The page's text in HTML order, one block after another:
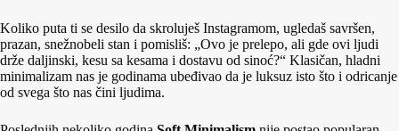
Koliko puta ti se desilo da skroluješ Instagramom, ugledaš savršen,
prazan, snežnobeli stan i pomisliš: „Ovo je prelepo, ali gde ovi ljudi
drže daljinski, kesu sa kesama i dostavu od sinoć?“ Klasičan, hladni
minimalizam nas je godinama ubeđivao da je luksuz isto što i odricanje
od svega što nas čini ljudima.